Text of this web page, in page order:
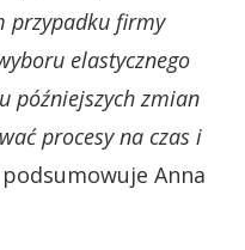
przypadku firmy
elastycznego
późniejszych zmian
procesy na czas i
Anna